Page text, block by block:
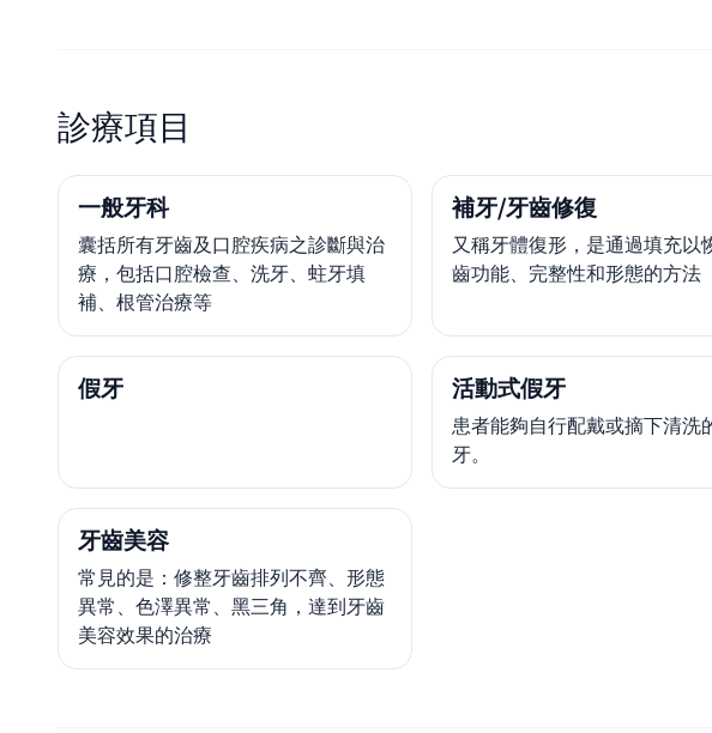
診療項目
一般牙科
囊括所有牙齒及口腔疾病之診斷與治
療，包括口腔檢查、洗牙、蛀牙填
補、根管治療等
補牙/牙齒修復
又稱牙體復形，是通過填充以
齒功能、完整性和形態的方法
假牙 活動式假牙
患者能夠自行配戴或摘下清洗
牙。
牙齒美容
常見的是：修整牙齒排列不齊、形態
異常、色澤異常、黑三角，達到牙齒
美容效果的治療